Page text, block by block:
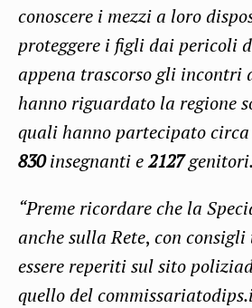
conoscere i mezzi a loro
proteggere i figli dai pericoli
appena trascorso gli incontri
hanno riguardato la regione
quali hanno partecipato
830insegnanti e2127genitori.
“Preme ricordare che la
anche sulla Rete, con consigli
essere reperiti sul sito
quello del